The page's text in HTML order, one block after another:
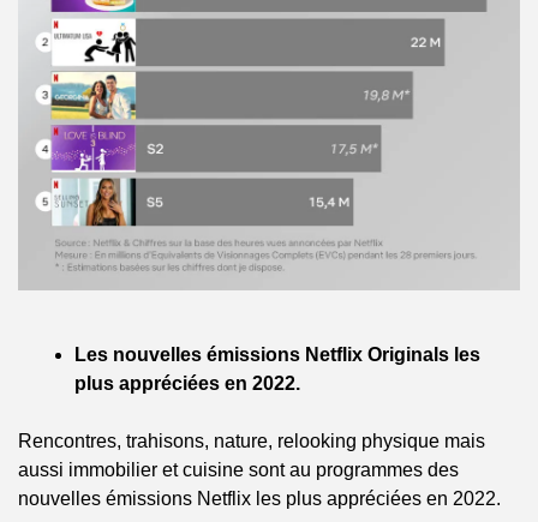
Les nouvelles émissions Netflix Originals les
plus appréciées en 2022.
Rencontres, trahisons, nature, relooking physique mais
aussi immobilier et cuisine sont au programmes des
nouvelles émissions Netflix les plus appréciées en 2022.